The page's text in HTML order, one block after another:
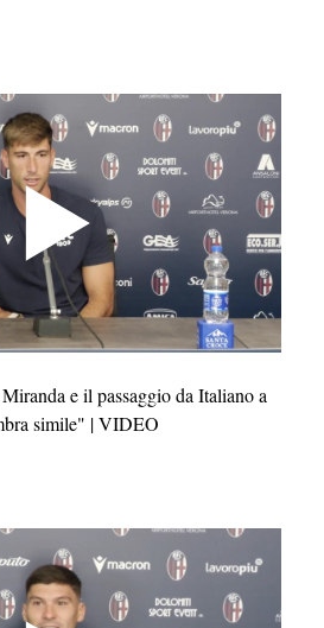
e il passaggio da Italiano a
simile" | VIDEO